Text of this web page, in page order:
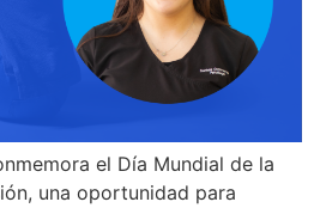
el Día Mundial de la
una oportunidad para